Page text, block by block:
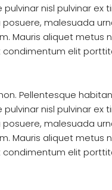
nisl pulvinar ex
malesuada
Mauris aliquet metus
condimentum elit
Pellentesque
nisl pulvinar ex
malesuada
Mauris aliquet metus
condimentum elit